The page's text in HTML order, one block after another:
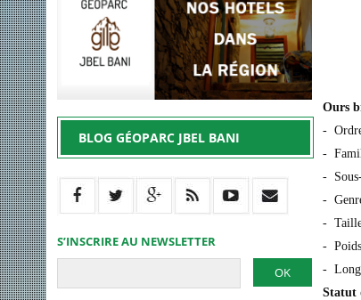
Ours
-
-
-
-
-
-
-
Statut
BLOG GÉOPARC JBEL BANI
S’INSCRIRE AU NEWSLETTER